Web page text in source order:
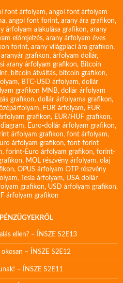
font árfolyam, angol font árfolyam
, angol font forint, arany ára grafikon,
árfolyam alakulása grafikon, arany
előrejelzés, arany árfolyam éves
forint, arany világpiaci ára grafikon,
aranyár grafikon, árfolyam dollár,
arany árfolyam grafikon, Bitcoin
, bitcoin átváltás, bitcoin grafikon,
, BTC-USD árfolyam, dollár
grafikon MNB, dollár árfolyam
grafikon, dollár árfolyama grafikon,
, EUR árfolyam, EUR
grafikon, EUR/HUF grafikon,
, Euro-dollár árfolyam grafikon,
árfolyam grafikon, font árfolyam,
árfolyam grafikon, font-forint
, forint-Euro árfolyam grafikon, forint-
, MOL részvény árfolyam, olaj
, OPUS árfolyam OTP részvény
, Tesla árfolyam, USA dollár
grafikon, USD árfolyam grafikon,
árfolyam grafikon
ellen? – ÍNSZE S2E13
– ÍNSZE S2E12
– ÍNSZE S2E11